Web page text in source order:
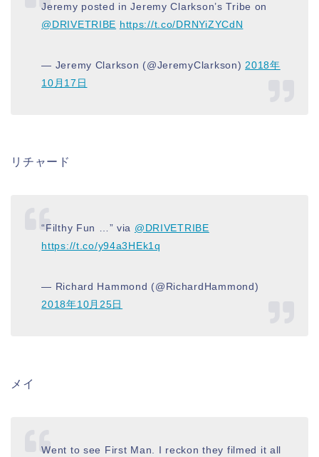
Jeremy posted in Jeremy Clarkson’s Tribe on
@DRIVETRIBE https://t.co/DRNYiZYCdN
— Jeremy Clarkson (@JeremyClarkson) 2018年
10月17日
リチャード
“Filthy Fun …” via @DRIVETRIBE
https://t.co/y94a3HEk1q
— Richard Hammond (@RichardHammond)
2018年10月25日
メイ
Went to see First Man. I reckon they filmed it all